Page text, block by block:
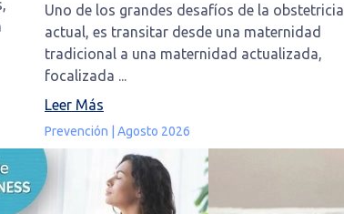
Uno de los grandes desafíos de la obstetricia
actual, es transitar desde una maternidad
tradicional a una maternidad actualizada,
focalizada ...
Leer Más
Prevención | Agosto 2026